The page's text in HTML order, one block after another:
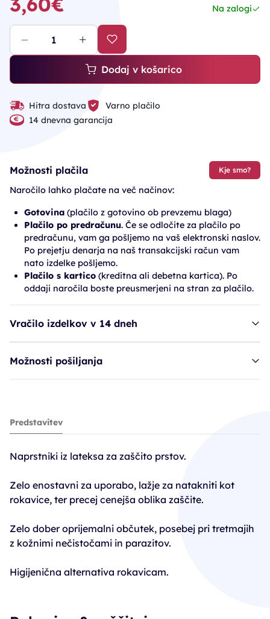
Na zalogi
Dodaj v košarico
Hitra dostava
Varno plačilo
14 dnevna garancija
Možnosti plačila Kje smo?
Naročilo lahko plačate na več načinov:
Gotovina (plačilo z gotovino ob prevzemu blaga)
Plačilo po predračunu. Če se odločite za plačilo po
predračunu, vam ga pošljemo na vaš elektronski naslov.
Po prejetju denarja na naš transakcijski račun vam
nato izdelke pošljemo.
Plačilo s kartico (kreditna ali debetna kartica). Po
oddaji naročila boste preusmerjeni na stran za plačilo.
Vračilo izdelkov v 14 dneh
Možnosti pošiljanja
naprstnik SIB latex - majhni (S)
3,60€
Predstavitev
Naprstniki iz lateksa za zaščito prstov.
Zelo enostavni za uporabo, lažje za natakniti kot
rokavice, ter precej cenejša oblika zaščite.
Zelo dober oprijemalni občutek, posebej pri tretmajih
z kožnimi nečistočami in parazitov.
Higijenična alternativa rokavicam.